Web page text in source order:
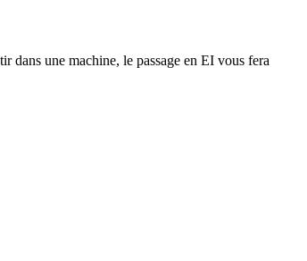
dans une machine, le passage en EI vous fera